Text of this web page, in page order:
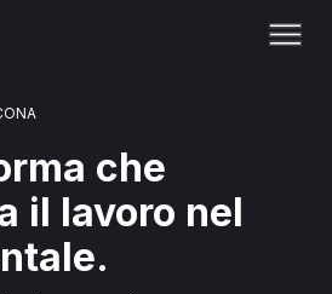
che
il lavoro nel